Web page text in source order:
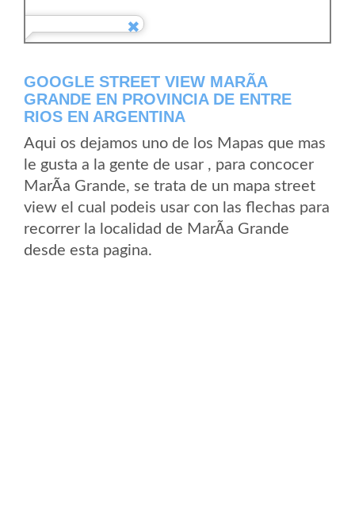
GOOGLE STREET VIEW MARÃ­A
GRANDE EN PROVINCIA DE ENTRE
RIOS EN ARGENTINA
Aqui os dejamos uno de los Mapas que mas
le gusta a la gente de usar , para concocer
MarÃ­a Grande, se trata de un mapa street
view el cual podeis usar con las flechas para
recorrer la localidad de MarÃ­a Grande
desde esta pagina.